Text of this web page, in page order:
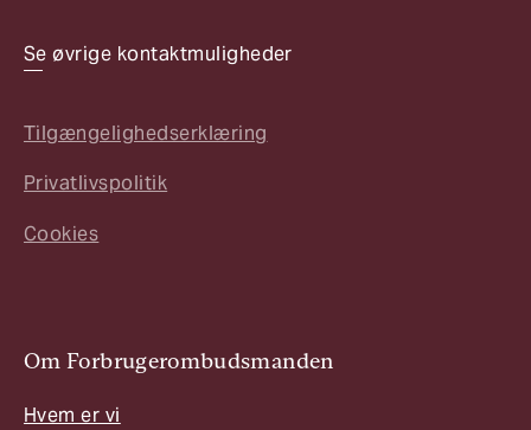
Se øvrige kontaktmuligheder
Tilgængelighedserklæring
Privatlivspolitik
Cookies
Om Forbrugerombudsmanden
Hvem er vi